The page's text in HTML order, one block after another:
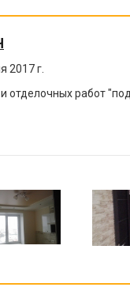
2017 г.
отделочных работ